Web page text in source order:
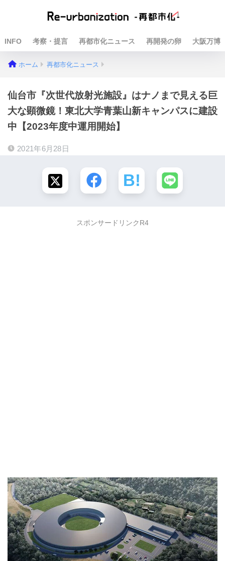
INFO 考察・提言 再都市化ニュース 再開発の卵 大阪万博
ホーム 再都市化ニュース
仙台市『次世代放射光施設』はナノまで見える巨
大な顕微鏡！東北大学青葉山新キャンパスに建設
中【2023年度中運用開始】
2021年6月28日
スポンサードリンクR4